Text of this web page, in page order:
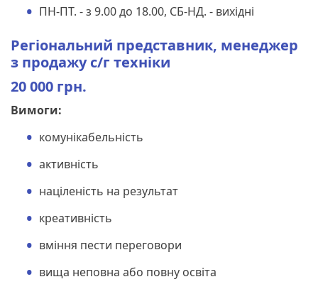
ПН-ПТ. - з 9.00 до 18.00, СБ-НД. - вихідні
Регіональний представник, менеджер
з продажу с/г техніки
20 000 грн.
Вимоги:
комунікабельність
активність
націленість на результат
креативність
вміння пести переговори
вища неповна або повну освіта